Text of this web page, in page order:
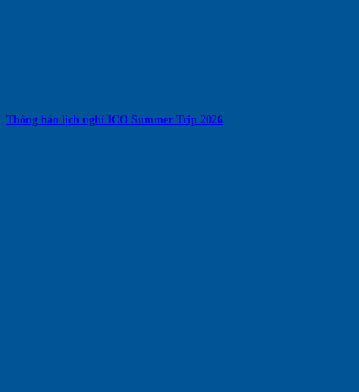
Thông báo lịch nghỉ ICO Summer Trip 2026